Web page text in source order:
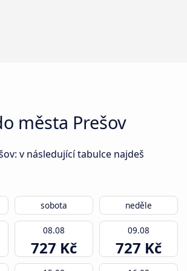
města Prešov
v následující tabulce najdeš
sobota neděle
08.08
727 Kč
09.08
727 Kč